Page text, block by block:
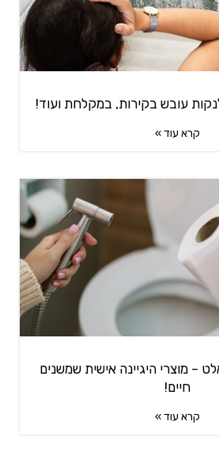
עובש בקירות, במקלחת ועוד!
קרא עוד »
– מוצרי היגיינה אישית שמשנים
חיים!
קרא עוד »